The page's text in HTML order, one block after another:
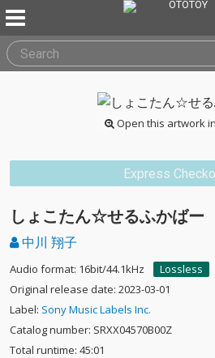
Open this artwork
Express
しょこたん☆せるふかばー
中川 翔子
Audio format: 16bit/44.1kHz
Lossless
Original release date: 2023-03-01
Label: Sony Music Labels Inc.
Catalog number: SRXX04570B00Z
Total runtime: 45:01